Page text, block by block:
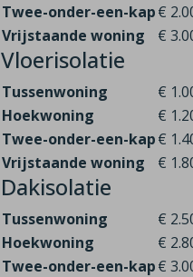
Twee-onder-een-kap€
Vrijstaande woning
€
Vloerisolatie
Tussenwoning
€
Hoekwoning
€
Twee-onder-een-kap€
Vrijstaande woning
€
Dakisolatie
Tussenwoning
€
Hoekwoning
€
Twee-onder-een-kap€